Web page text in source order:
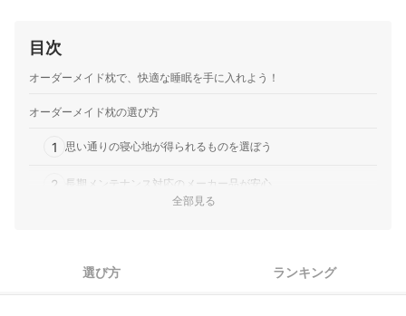
目次
オーダーメイド枕で、快適な睡眠を手に入れよう！
オーダーメイド枕の選び方
1 思い通りの寝心地が得られるものを選ぼう
2 長期メンテナンス対応のメーカー品が安心
5 基本的に測定は必須。店舗の場所も確認しよう
全部見る
選び方 ランキング